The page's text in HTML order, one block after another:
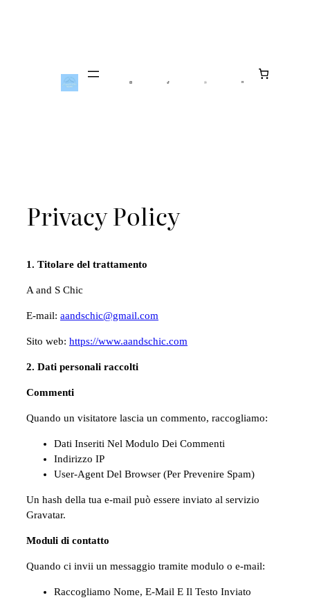
Privacy Policy
1. Titolare del trattamento
A and S Chic
E-mail: aandschic@gmail.com
Sito web: https://www.aandschic.com
2. Dati personali raccolti
Commenti
Quando un visitatore lascia un commento, raccogliamo:
Dati Inseriti Nel Modulo Dei Commenti
Indirizzo IP
User-Agent Del Browser (per Prevenire Spam)
Un hash della tua e-mail può essere inviato al servizio
Gravatar.
Moduli di contatto
Quando ci invii un messaggio tramite modulo o e-mail:
Raccogliamo Nome, E-Mail E Il Testo Inviato